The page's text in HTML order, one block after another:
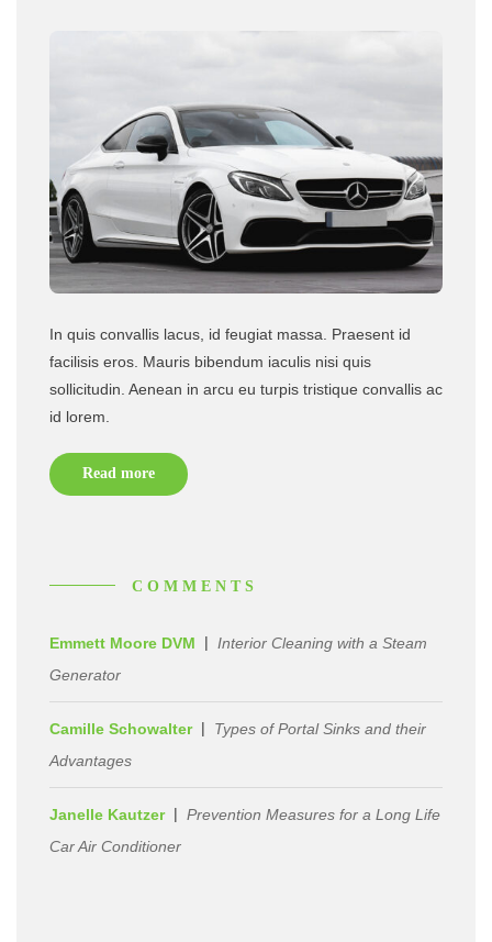
In quis convallis lacus, id feugiat massa. Praesent id
facilisis eros. Mauris bibendum iaculis nisi quis
sollicitudin. Aenean in arcu eu turpis tristique convallis ac
id lorem.
Read more
COMMENTS
Emmett Moore DVM
Interior Cleaning with a Steam
Generator
Camille Schowalter
Types of Portal Sinks and their
Advantages
Janelle Kautzer
Prevention Measures for a Long Life
Car Air Conditioner